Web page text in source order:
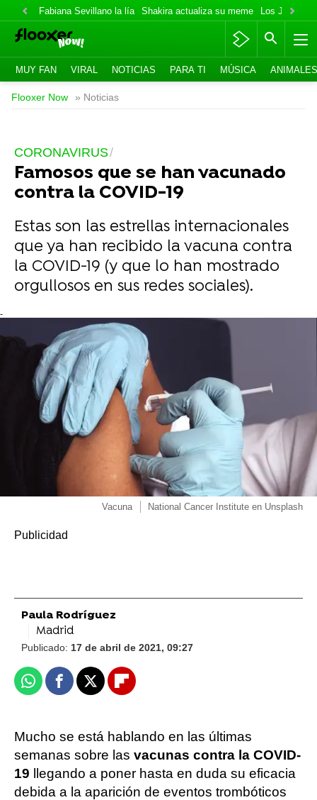
Fabiana Sevillano la lía Shakira actualiza su meme Los Jonas
MUY FAN VIRAL NOTICIAS PARA TI MÚSICA ANIMALES
Flooxer Now » Noticias
CORONAVIRUS
Famosos que se han vacunado
contra la COVID-19
Estas son las estrellas internacionales
que ya han recibido la vacuna contra
la COVID-19 (y que lo han mostrado
orgullosos en sus redes sociales).
-
Vacuna National Cancer Institute en Unsplash
Paula Rodríguez
Madrid
Publicado: 17 de abril de 2021, 09:27
WhatsappFacebook
X Flipboard
Mucho se está hablando en las últimas
semanas sobre las vacunas contra la COVID-
19
llegando a poner hasta en duda su eficacia
debida a la aparición de eventos trombóticos